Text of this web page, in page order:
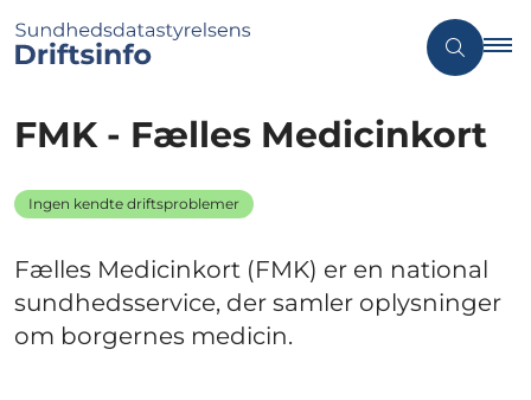
FMK - Fælles Medicinkort
Ingen kendte driftsproblemer
Fælles Medicinkort (FMK) er en national
sundhedsservice, der samler oplysninger
om borgernes medicin.